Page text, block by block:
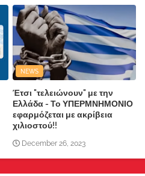
NEWS
Έτσι "τελειώνουν" με την
Ελλάδα - Το ΥΠΕΡΜΝΗΜΟΝΙΟ
εφαρμόζεται με ακρίβεια
χιλιοστού!!
December 26, 2023